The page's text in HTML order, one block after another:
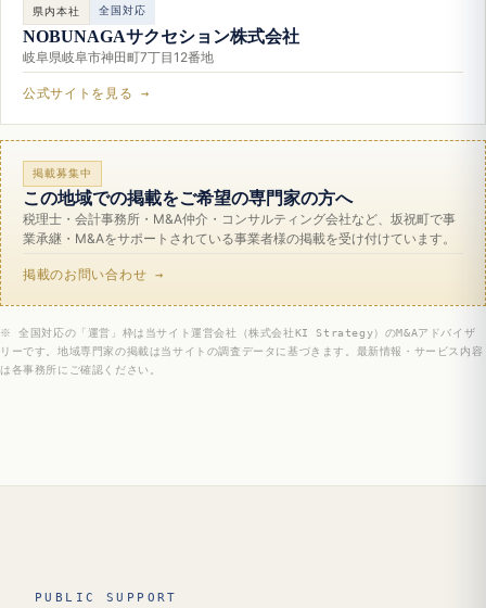
県内本社 全国対応
NOBUNAGAサクセション株式会社
岐阜県岐阜市神田町7丁目12番地
公式サイトを見る →
掲載募集中
この地域での掲載をご希望の専門家の方へ
税理士・会計事務所・M&A仲介・コンサルティング会社など、坂祝町で事
業承継・M&Aをサポートされている事業者様の掲載を受け付けています。
掲載のお問い合わせ →
※ 全国対応の「運営」枠は当サイト運営会社（株式会社KI Strategy）のM&Aアドバイザ
リーです。地域専門家の掲載は当サイトの調査データに基づきます。最新情報・サービス内容
は各事務所にご確認ください。
PUBLIC SUPPORT